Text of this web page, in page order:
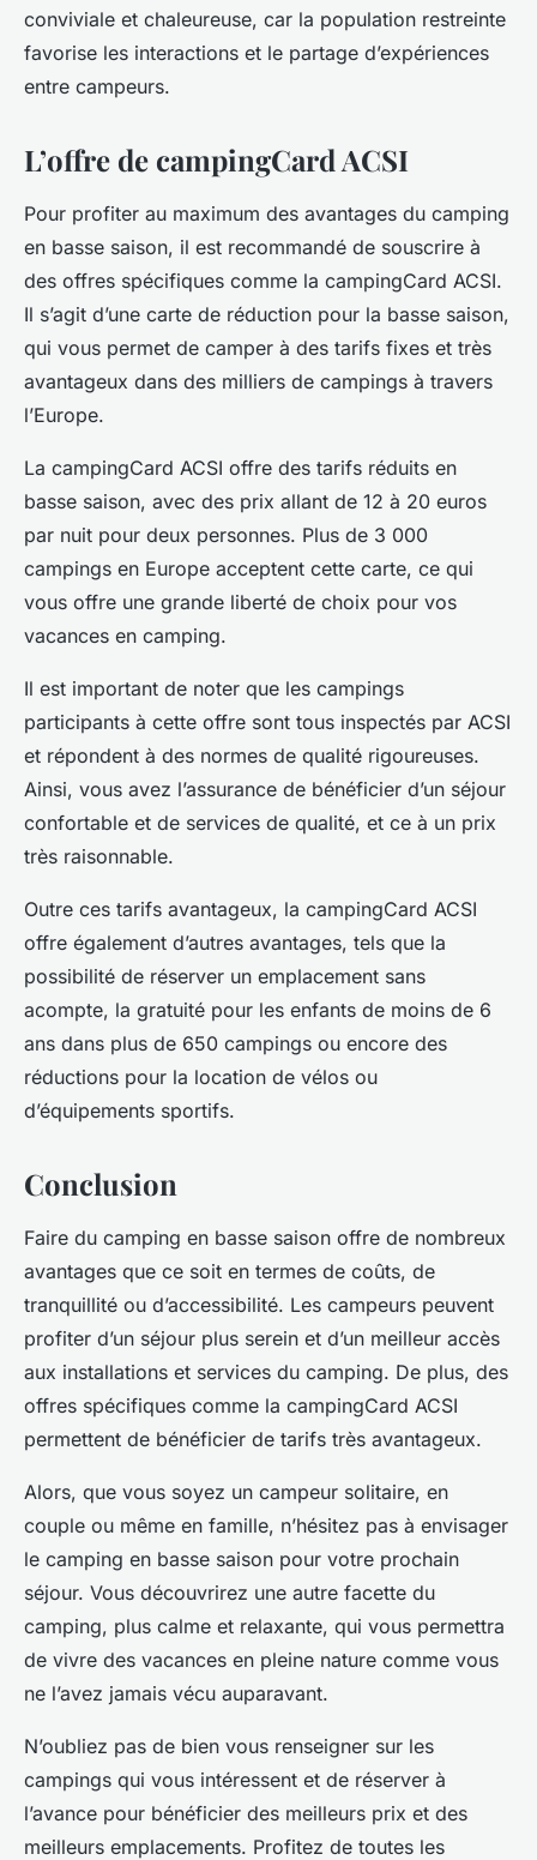
conviviale et chaleureuse, car la population restreinte
favorise les interactions et le partage d’expériences
entre campeurs.
L’offre de campingCard ACSI
Pour profiter au maximum des avantages du camping
en basse saison, il est recommandé de souscrire à
des offres spécifiques comme la campingCard ACSI.
Il s’agit d’une carte de réduction pour la basse saison,
qui vous permet de camper à des tarifs fixes et très
avantageux dans des milliers de campings à travers
l’Europe.
La campingCard ACSI offre des tarifs réduits en
basse saison, avec des prix allant de 12 à 20 euros
par nuit pour deux personnes. Plus de 3 000
campings en Europe acceptent cette carte, ce qui
vous offre une grande liberté de choix pour vos
vacances en camping.
Il est important de noter que les campings
participants à cette offre sont tous inspectés par ACSI
et répondent à des normes de qualité rigoureuses.
Ainsi, vous avez l’assurance de bénéficier d’un séjour
confortable et de services de qualité, et ce à un prix
très raisonnable.
Outre ces tarifs avantageux, la campingCard ACSI
offre également d’autres avantages, tels que la
possibilité de réserver un emplacement sans
acompte, la gratuité pour les enfants de moins de 6
ans dans plus de 650 campings ou encore des
réductions pour la location de vélos ou
d’équipements sportifs.
Conclusion
Faire du camping en basse saison offre de nombreux
avantages que ce soit en termes de coûts, de
tranquillité ou d’accessibilité. Les campeurs peuvent
profiter d’un séjour plus serein et d’un meilleur accès
aux installations et services du camping. De plus, des
offres spécifiques comme la campingCard ACSI
permettent de bénéficier de tarifs très avantageux.
Alors, que vous soyez un campeur solitaire, en
couple ou même en famille, n’hésitez pas à envisager
le camping en basse saison pour votre prochain
séjour. Vous découvrirez une autre facette du
camping, plus calme et relaxante, qui vous permettra
de vivre des vacances en pleine nature comme vous
ne l’avez jamais vécu auparavant.
N’oubliez pas de bien vous renseigner sur les
campings qui vous intéressent et de réserver à
l’avance pour bénéficier des meilleurs prix et des
meilleurs emplacements. Profitez de toutes les